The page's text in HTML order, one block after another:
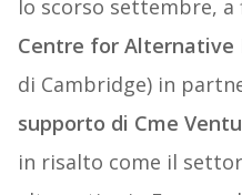
lo scorso settembre, a
Centre for Alternative
di Cambridge) in
supporto di Cme
in risalto come il